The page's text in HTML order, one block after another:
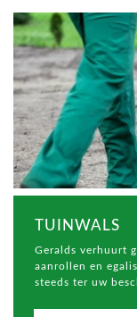
TUINWALS
Geralds verhuurt
aanrollen en
steeds ter uw